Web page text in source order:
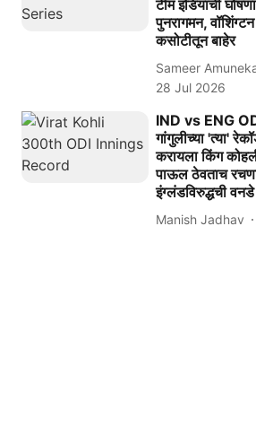
टीम इंडियाची
पुनरागमन,
कसोटीतून बाहेर
Sameer
28 Jul 2026
IND vs ENG
गांगुलीच्या 'त्या'
करायला किंग
पाऊल ठेवताच
इंग्लंडविरुद्धची
Manish Jadhav